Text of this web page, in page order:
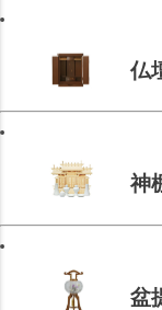
仏
神
盆